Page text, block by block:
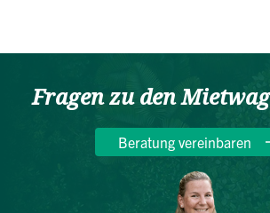
Fragen zu den
Beratung vereinbaren